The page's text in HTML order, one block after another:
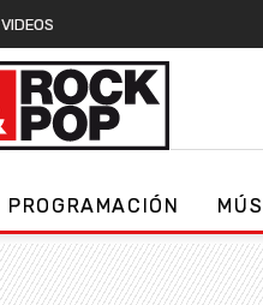
VIDEOS
PROGRAMACIÓN